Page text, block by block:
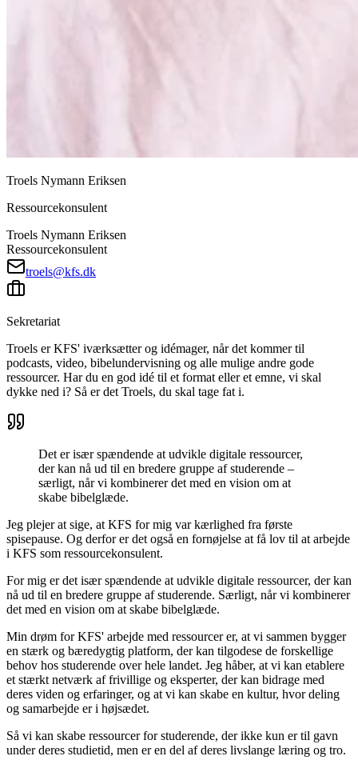
Troels Nymann Eriksen
Ressourcekonsulent
Troels Nymann Eriksen
Ressourcekonsulent
troels@kfs.dk
Sekretariat
Troels er KFS' iværksætter og idémager, når det kommer til
podcasts, video, bibelundervisning og alle mulige andre gode
ressourcer. Har du en god idé til et format eller et emne, vi skal
dykke ned i? Så er det Troels, du skal tage fat i.
Det er især spændende at udvikle digitale ressourcer,
der kan nå ud til en bredere gruppe af studerende –
særligt, når vi kombinerer det med en vision om at
skabe bibelglæde.
Jeg plejer at sige, at KFS for mig var kærlighed fra første
spisepause. Og derfor er det også en fornøjelse at få lov til at arbejde
i KFS som ressourcekonsulent.
For mig er det især spændende at udvikle digitale ressourcer, der kan
nå ud til en bredere gruppe af studerende. Særligt, når vi kombinerer
det med en vision om at skabe bibelglæde.
Min drøm for KFS' arbejde med ressourcer er, at vi sammen bygger
en stærk og bæredygtig platform, der kan tilgodese de forskellige
behov hos studerende over hele landet. Jeg håber, at vi kan etablere
et stærkt netværk af frivillige og eksperter, der kan bidrage med
deres viden og erfaringer, og at vi kan skabe en kultur, hvor deling
og samarbejde er i højsædet.
Så vi kan skabe ressourcer for studerende, der ikke kun er til gavn
under deres studietid, men er en del af deres livslange læring og tro.